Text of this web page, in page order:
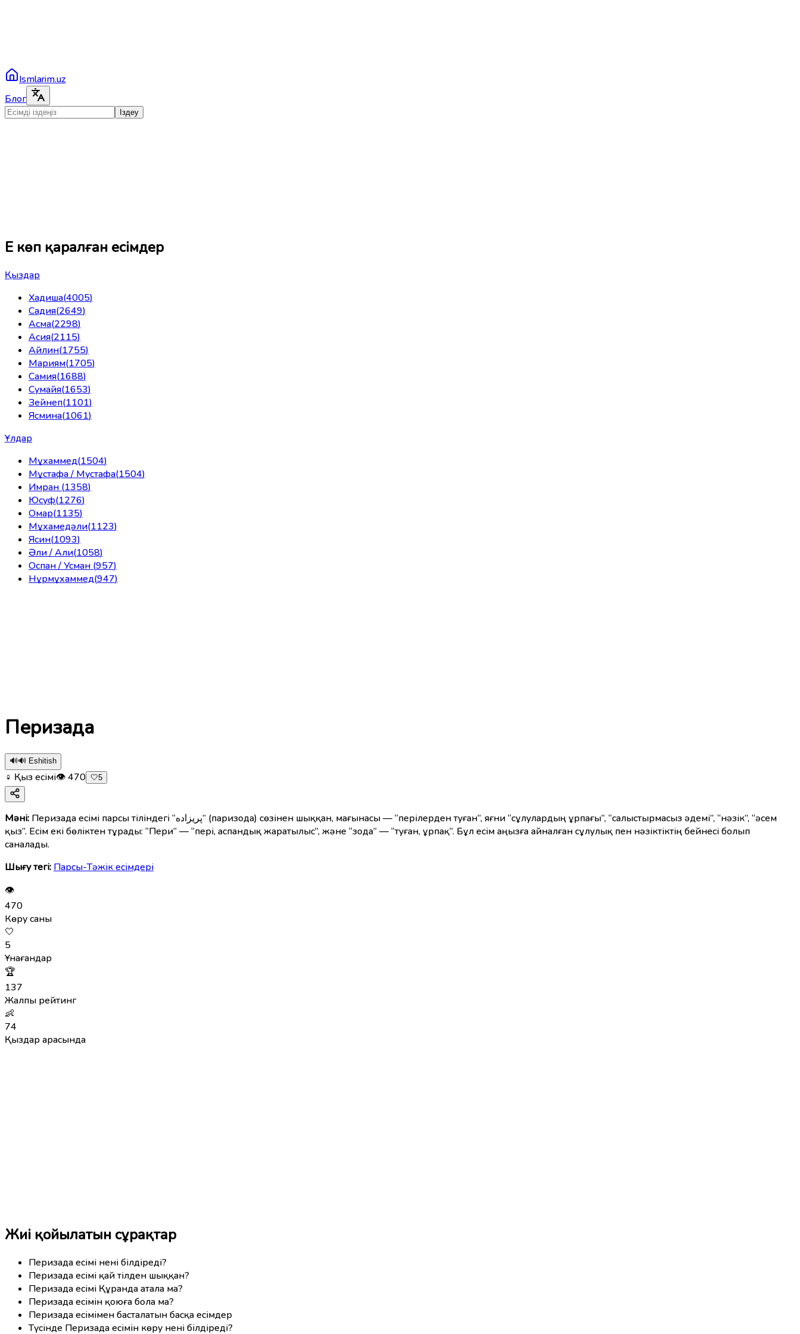
Ismlarim.uz
Блог
Іздеу
Ең көп қаралған есімдер
Қыздар
Хадиша(4005)
Садия(2649)
Асма(2298)
Асия(2115)
Айлин(1755)
Мариям(1705)
Самия(1688)
Сумайя(1653)
Зейнеп(1101)
Ясмина(1061)
Ұлдар
Мұхаммед(1504)
Мұстафа / Мустафа(1504)
Имран (1358)
Юсуф(1276)
Омар(1135)
Мұхамедәли(1123)
Ясин(1093)
Әли / Али(1058)
Оспан / Усман (957)
Нұрмұхаммед(947)
Перизада
🔊🔊 Eshitish
♀ Қыз есімі👁470 🤍5
Мәні: Перизада есімі парсы тіліндегі “پریزاده” (паризода) сөзінен шыққан, мағынасы — “перілерден туған”, яғни “сұлулардың ұрпағы”, “салыстырмасыз әдемі”, “нәзік”, “әсем
қыз”. Есім екі бөліктен тұрады: “Пери” — “пері, аспандық жаратылыс”, және “зода” — “туған, ұрпақ”. Бұл есім аңызға айналған сұлулық пен нәзіктіктің бейнесі болып
саналады.
Шығу тегі: Парсы-Тәжік есімдері
👁
470
Көру саны
🤍
5
Ұнағандар
🏆
137
Жалпы рейтинг
👶
74
Қыздар арасында
Жиі қойылатын сұрақтар
Перизада есімі нені білдіреді?
Перизада есімі қай тілден шыққан?
Перизада есімі Құранда атала ма?
Перизада есімін қоюға бола ма?
Перизада есімімен басталатын басқа есімдер
Түсінде Перизада есімін көру нені білдіреді?